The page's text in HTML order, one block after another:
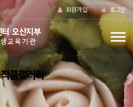
회원가입 로그인
작품갤러리